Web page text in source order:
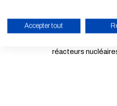
Dernièrement, il a
Depuis l'été
réacteurs
Accepter tout